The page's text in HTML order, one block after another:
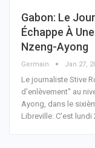
Gabon: Le
Échappe À
Nzeng-Ayong
Germain Jan 27,
Le journaliste Stive
d'enlèvement" au
Ayong, dans le
Libreville. C'est lundi